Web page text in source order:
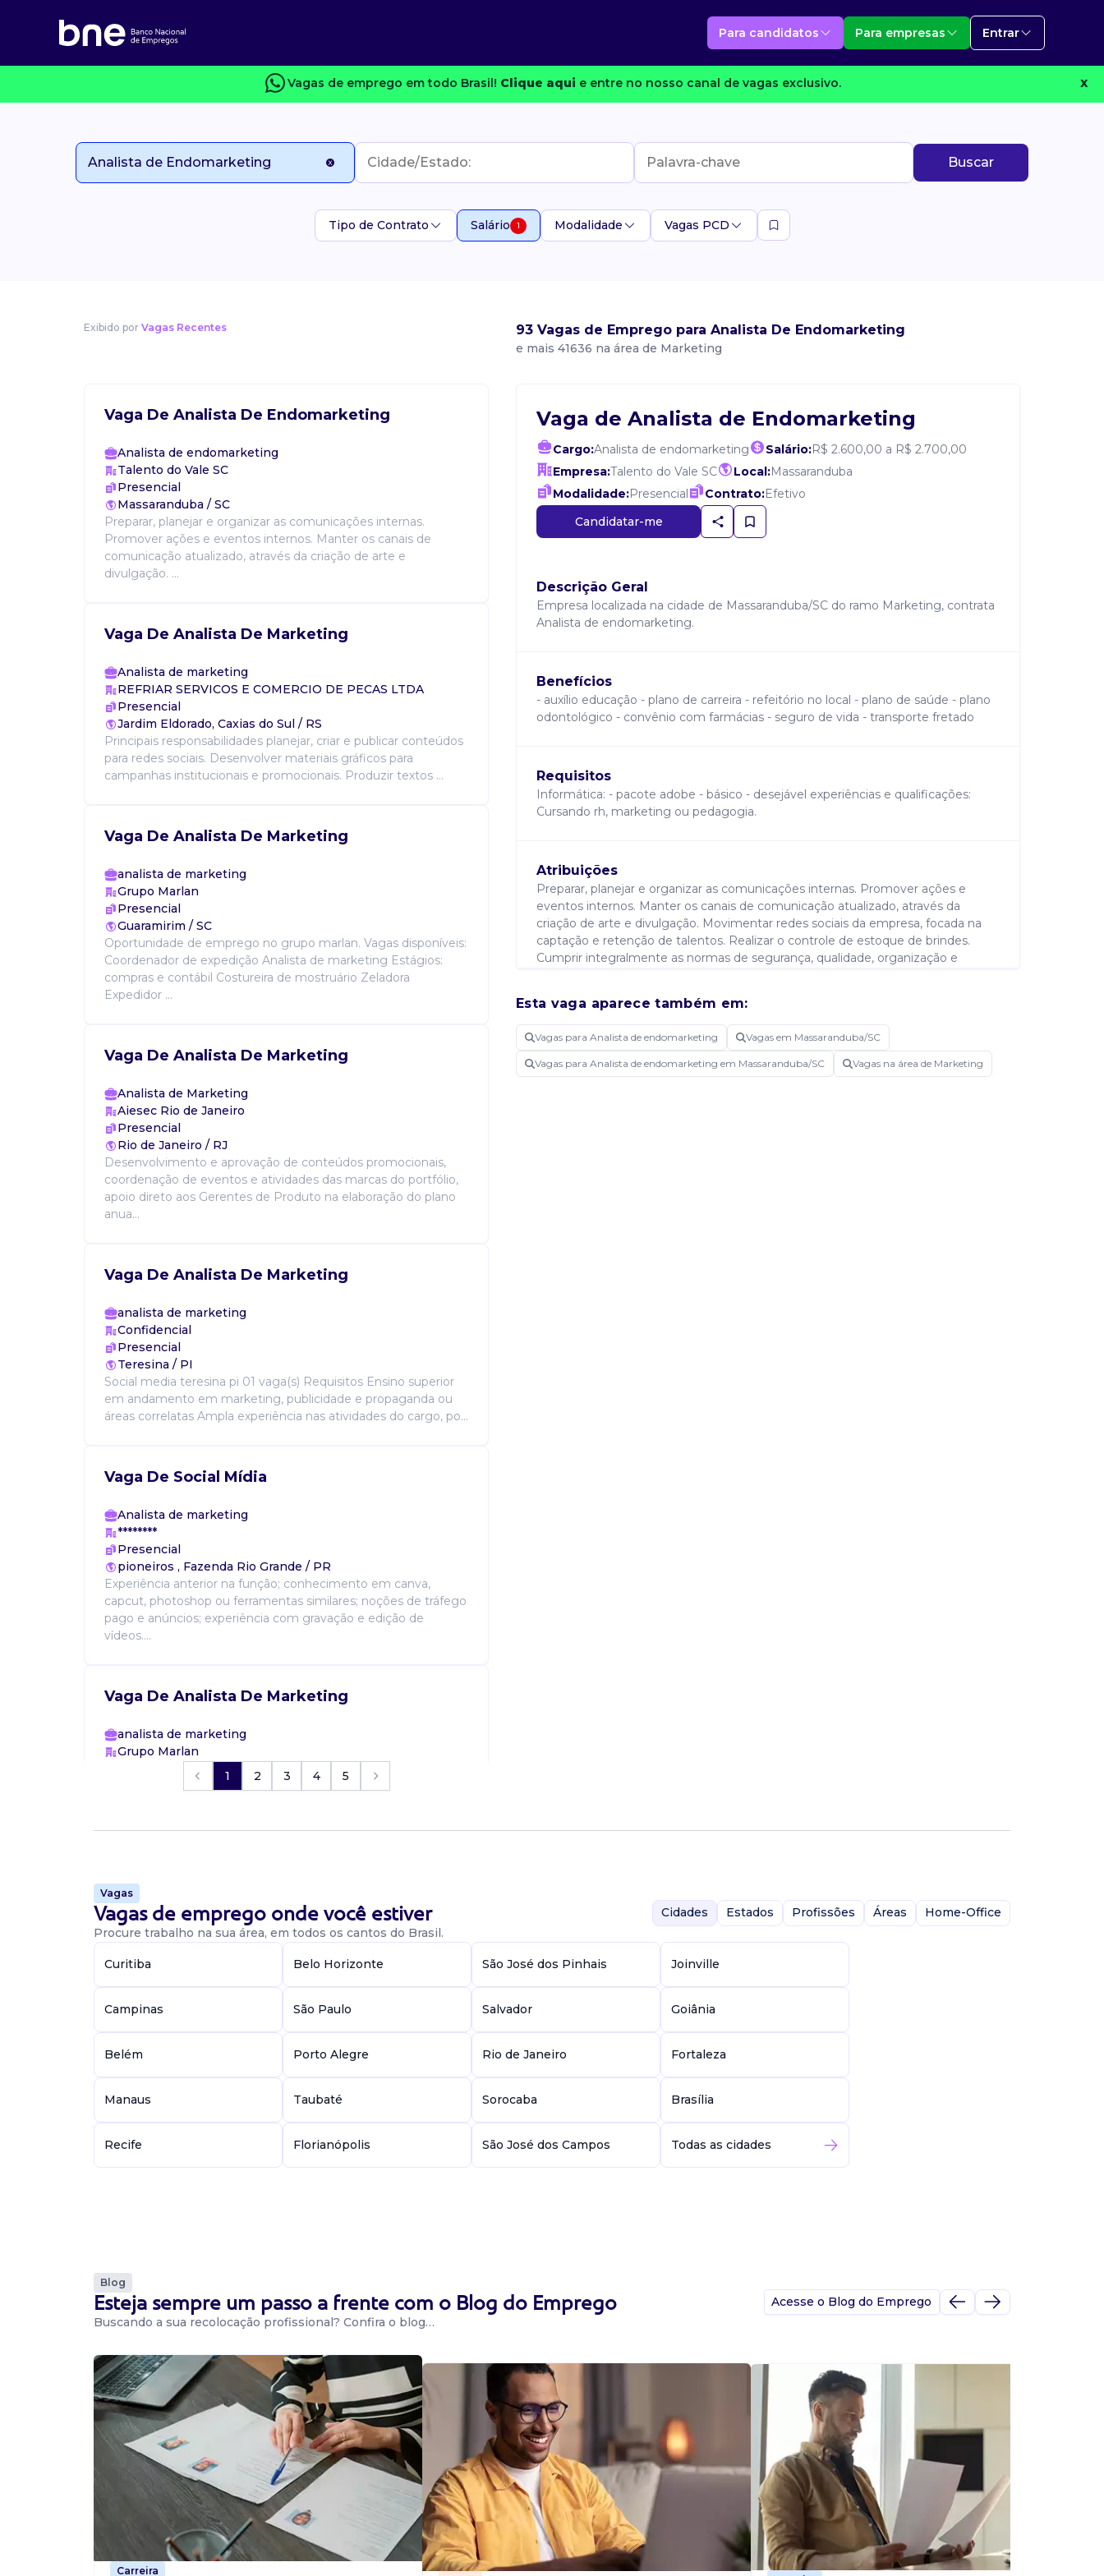
Para candidatos Para empresas Entrar
Vagas de emprego em todo Brasil! Clique aqui e entre no nosso canal de vagas exclusivo. X
Buscar
Tipo de Contrato Salário 1 Modalidade Vagas PCD
Exibido por Vagas Recentes 93 Vagas de Emprego para Analista De Endomarketing
e mais 41636 na área de Marketing
Vaga De Analista De Endomarketing
Analista de endomarketing
Talento do Vale SC
Presencial
Massaranduba / SC
Preparar, planejar e organizar as comunicações internas.
Promover ações e eventos internos. Manter os canais de
comunicação atualizado, através da criação de arte e
divulgação. ...
Vaga De Analista De Marketing
Analista de marketing
REFRIAR SERVICOS E COMERCIO DE PECAS LTDA
Presencial
Jardim Eldorado, Caxias do Sul / RS
Principais responsabilidades planejar, criar e publicar conteúdos
para redes sociais. Desenvolver materiais gráficos para
campanhas institucionais e promocionais. Produzir textos ...
Vaga De Analista De Marketing
analista de marketing
Grupo Marlan
Presencial
Guaramirim / SC
Oportunidade de emprego no grupo marlan. Vagas disponíveis:
Coordenador de expedição Analista de marketing Estágios:
compras e contábil Costureira de mostruário Zeladora
Expedidor ...
Vaga De Analista De Marketing
Analista de Marketing
Aiesec Rio de Janeiro
Presencial
Rio de Janeiro / RJ
Desenvolvimento e aprovação de conteúdos promocionais,
coordenação de eventos e atividades das marcas do portfólio,
apoio direto aos Gerentes de Produto na elaboração do plano
anua...
Vaga De Analista De Marketing
analista de marketing
Confidencial
Presencial
Teresina / PI
Social media teresina pi 01 vaga(s) Requisitos Ensino superior
em andamento em marketing, publicidade e propaganda ou
áreas correlatas Ampla experiência nas atividades do cargo, po...
Vaga De Social Mídia
Analista de marketing
********
Presencial
pioneiros , Fazenda Rio Grande / PR
Experiência anterior na função; conhecimento em canva,
capcut, photoshop ou ferramentas similares; noções de tráfego
pago e anúncios; experiência com gravação e edição de
vídeos....
Vaga De Analista De Marketing
analista de marketing
Grupo Marlan
Vaga De Analista De Trade Marketing
Confidencial
Presencial
Foz do Iguaçu / PR
lojas e pontos de venda; planejar e executar ações de trade
marketing voltadas ao aumento de sell-out e visibilidade das
marc...
Analista de marketing
para redes sociais (instagram, linkedin e demais canais...
Analista de marketing
Confidencial
Presencial
Centro, Curitiba / PR
Atribuições: Mapear, selecionar e se relacionar com
influenciadores alinhados à marca planejar e executar
campanhas de marketing de influência criar briefings claros e
estratégicos...
Vaga De Analista De Marketing
1 2 3 4 5
Vaga de Analista de Endomarketing
Cargo:Analista de endomarketing Salário:R$ 2.600,00 a R$ 2.700,00
Empresa:Talento do Vale SC Local:Massaranduba
Modalidade:Presencial Contrato:Efetivo
Candidatar-me
Descrição Geral
Empresa localizada na cidade de Massaranduba/SC do ramo Marketing, contrata
Analista de endomarketing.
Benefícios
- auxílio educação - plano de carreira - refeitório no local - plano de saúde - plano
odontológico - convênio com farmácias - seguro de vida - transporte fretado
Requisitos
Informática: - pacote adobe - básico - desejável experiências e qualificações:
Cursando rh, marketing ou pedagogia.
Atribuições
Preparar, planejar e organizar as comunicações internas. Promover ações e
eventos internos. Manter os canais de comunicação atualizado, através da
criação de arte e divulgação. Movimentar redes sociais da empresa, focada na
captação e retenção de talentos. Realizar o controle de estoque de brindes.
Cumprir integralmente as normas de segurança, qualidade, organização e
Candidatar-me
Esta vaga aparece também em:
Vagas para Analista de endomarketing Vagas em Massaranduba/SC
Vagas para Analista de endomarketing em Massaranduba/SC Vagas na área de Marketing
Vagas
Vagas de emprego onde você estiver
Procure trabalho na sua área, em todos os cantos do Brasil.
Cidades Estados Profissões Áreas Home-Office
Curitiba Belo Horizonte São José dos Pinhais Joinville
Campinas São Paulo Salvador Goiânia
Belém Porto Alegre Rio de Janeiro Fortaleza
Manaus Taubaté Sorocaba Brasília
Recife Florianópolis São José dos Campos Todas as cidades
Blog
Esteja sempre um passo a frente com o Blog do Emprego
Buscando a sua recolocação profissional? Confira o blog…
Acesse o Blog do Emprego
Carreira